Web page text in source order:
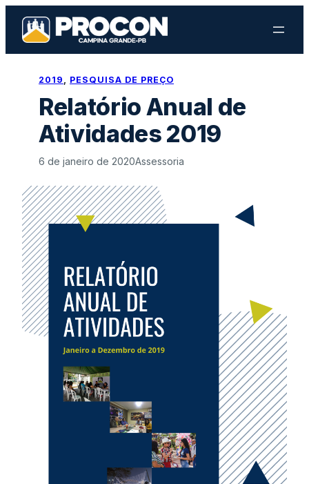
Pular
para
2019 , PESQUISA DE PREÇO
Relatório Anual de
Atividades 2019
6 de janeiro de 2020Assessoria